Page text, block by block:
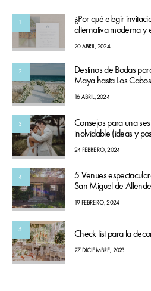
1
¿Por qué elegir
alternativa moderna y
20 ABRIL, 2024
2
Destinos de Bodas
Maya hasta Los
16 ABRIL, 2024
3
Consejos para una
inolvidable (ideas y
24 FEBRERO, 2024
4
5 Venues
San Miguel de Allende
19 FEBRERO, 2024
5 Check list para la
27 DICIEMBRE, 2023